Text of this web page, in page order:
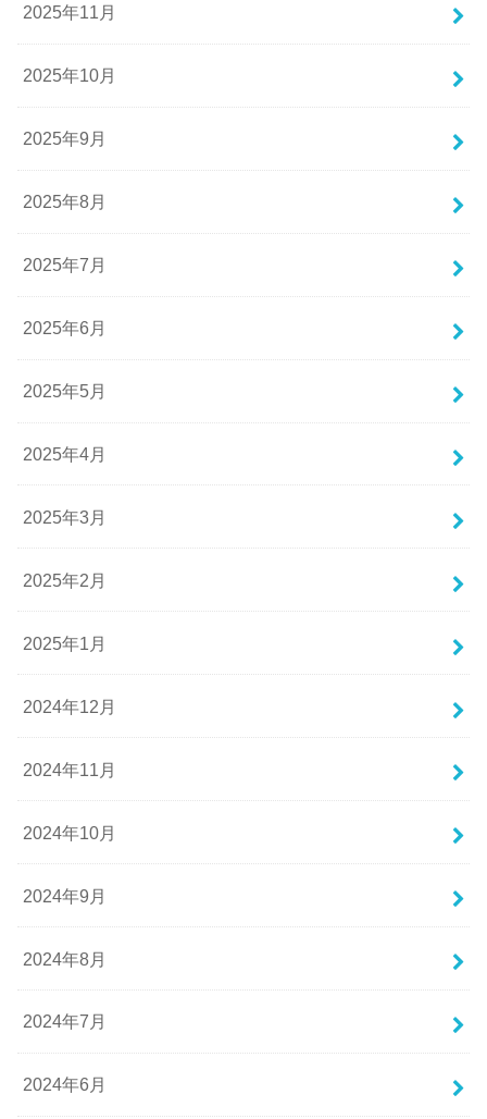
2025年11月
2025年10月
2025年9月
2025年8月
2025年7月
2025年6月
2025年5月
2025年4月
2025年3月
2025年2月
2025年1月
2024年12月
2024年11月
2024年10月
2024年9月
2024年8月
2024年7月
2024年6月